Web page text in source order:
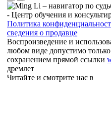
- Центр обучения и
Политика
сведения о продавце
Воспроизведение и
любом виде допустимо
сохранением прямой ссылки
дремлет
Читайте и смотрите нас в